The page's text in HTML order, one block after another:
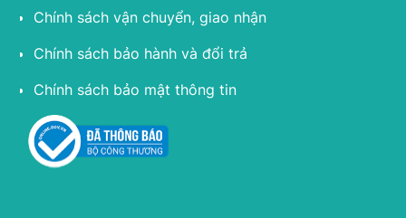
Chính sách vận chuyển, giao nhận
Chính sách bảo hành và đổi trả
Chính sách bảo mật thông tin